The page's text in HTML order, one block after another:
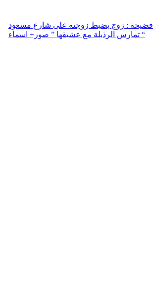
فضيحة : زوج يضبط زوجته على شارع مسعود
تمارس الرذيلة مع عشيقها ” صور+ اسماء “